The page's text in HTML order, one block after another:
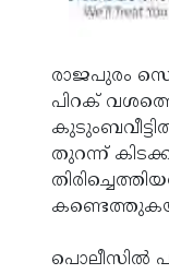
രാജപുരം
പിറക്
തുറന്ന്
പൊലീസില്‍